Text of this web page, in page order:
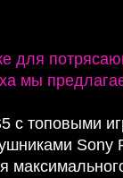
для
мы
с топовыми
Sony